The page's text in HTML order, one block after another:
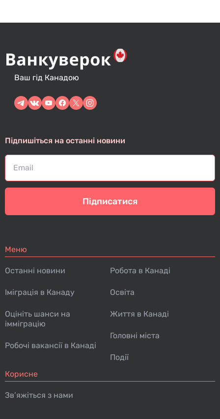
Ваш гід Канадою
Підпишіться на останні новини
Підписатися
Меню
Останні новини
Іміграція в Канаду
Оцініть шанси на
імміграцію
Робочі вакансії в Канаді
Робота в Канаді
Освіта
Життя в Канаді
Головні міста
Події
Корисне
Зв’яжіться з нами